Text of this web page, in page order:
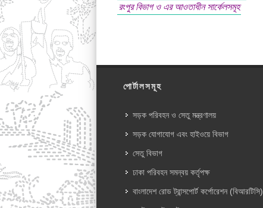
রংপুর বিভাগ ও এর আওতাধীন সার্কেলসমূহ
পোর্টালসমূহ
সড়ক পরিবহন ও সেতু মন্ত্রণালয়
সড়ক যোগাযোগ এবং হাইওয়ে বিভাগ
সেতু বিভাগ
ঢাকা পরিবহন সমন্বয় কর্তৃপক্ষ
বাংলাদেশ রোড ট্রান্সপোর্ট কর্পোরেশন (বিআরটিসি)